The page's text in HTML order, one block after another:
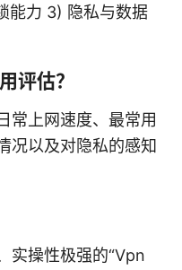
能力 3) 隐私与数据
评估？
常上网速度、最常用
况以及对隐私的感知
实操性极强的“Vpn